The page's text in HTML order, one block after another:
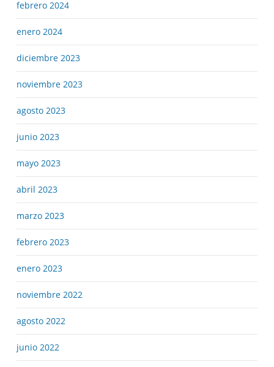
febrero 2024
enero 2024
diciembre 2023
noviembre 2023
agosto 2023
junio 2023
mayo 2023
abril 2023
marzo 2023
febrero 2023
enero 2023
noviembre 2022
agosto 2022
junio 2022